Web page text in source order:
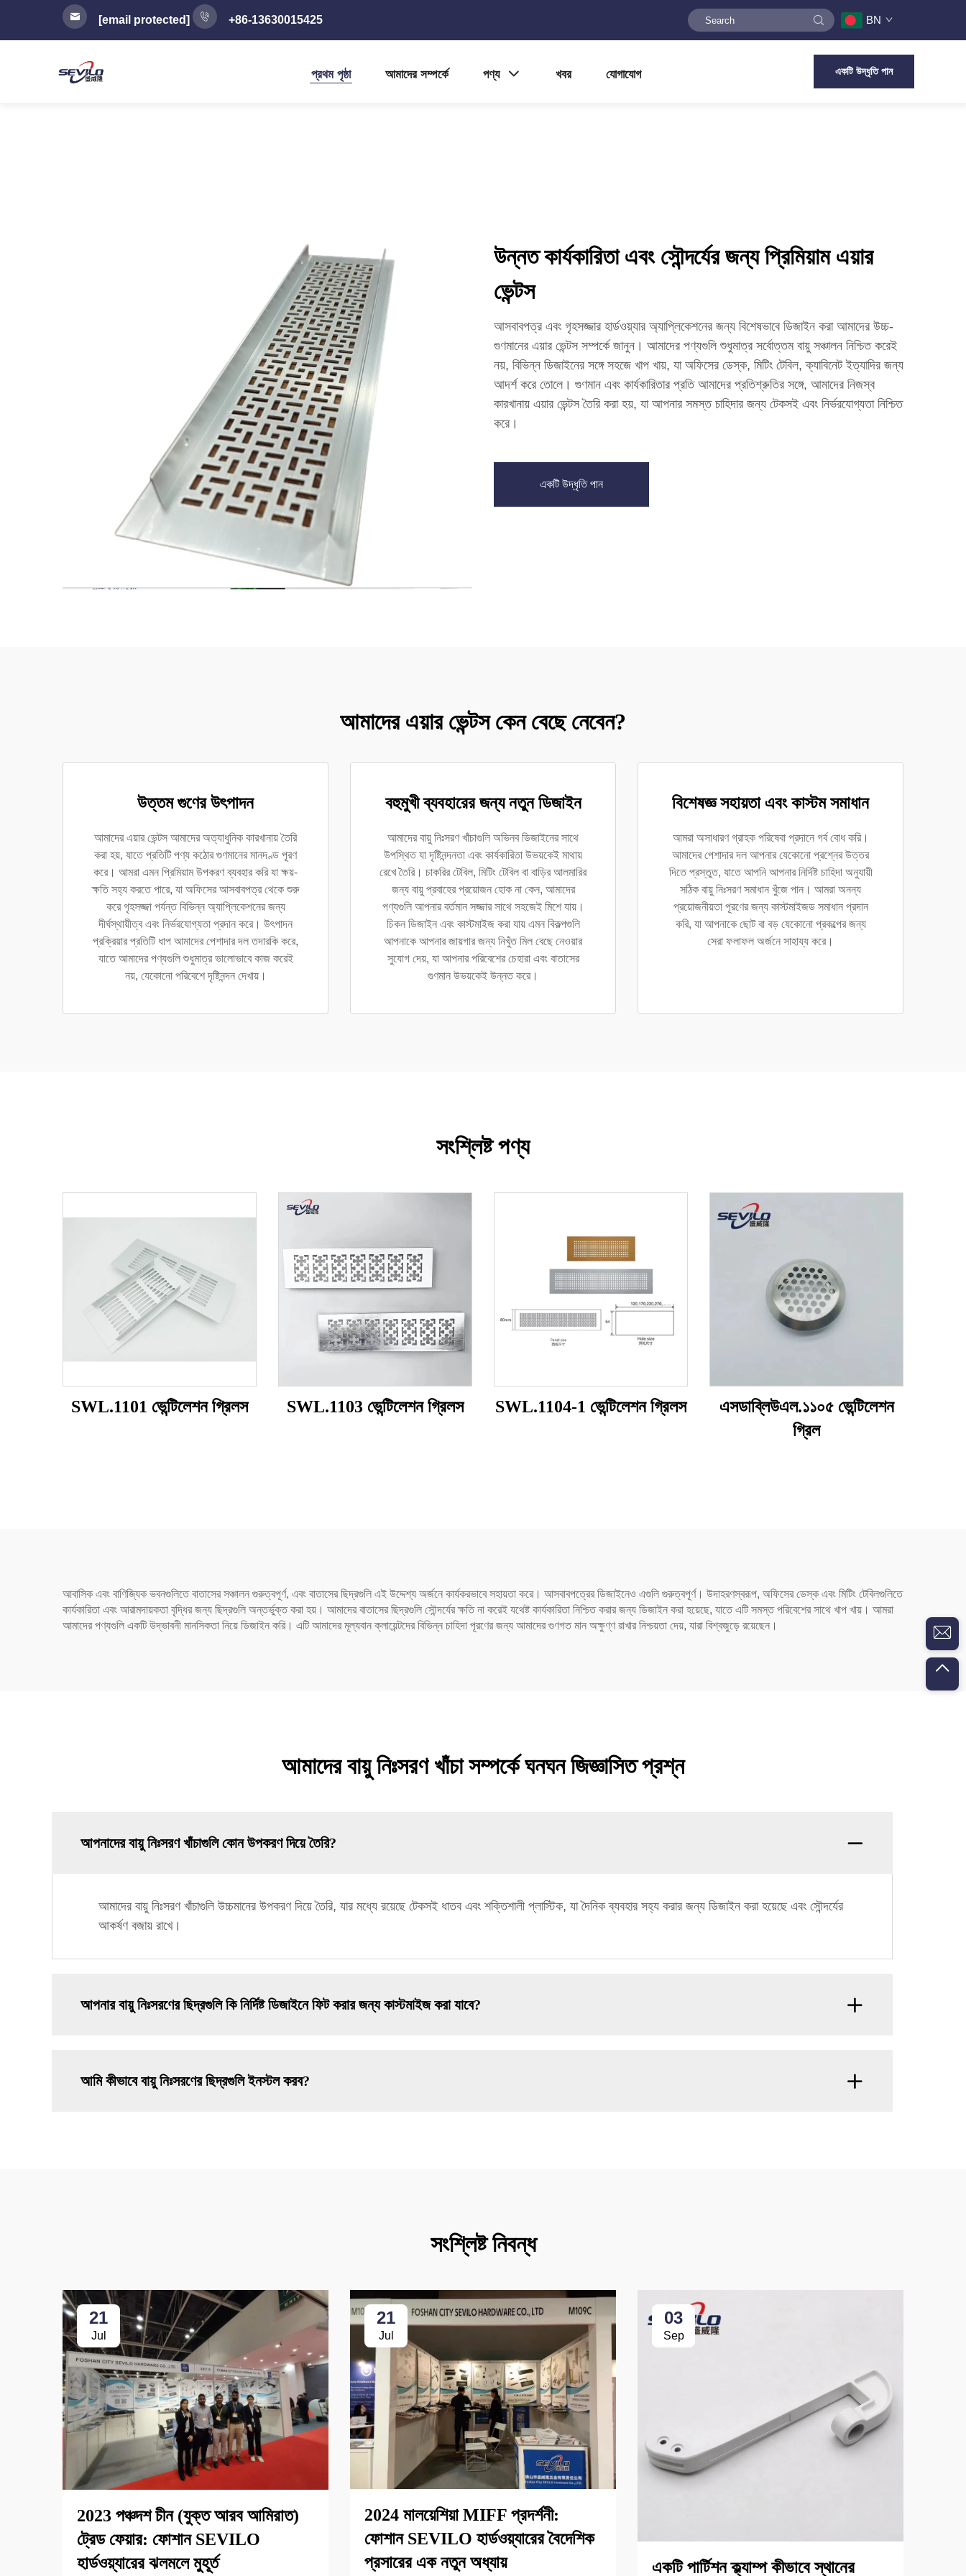
[email protected] +86-13630015425 BN
প্রথম পৃষ্ঠা আমাদের সম্পর্কে পণ্য খবর যোগাযোগ একটি উদ্ধৃতি পান
উন্নত কার্যকারিতা এবং সৌন্দর্যের জন্য প্রিমিয়াম এয়ার
ভেন্টস
আসবাবপত্র এবং গৃহসজ্জার হার্ডওয়্যার অ্যাপ্লিকেশনের জন্য বিশেষভাবে ডিজাইন করা আমাদের উচ্চ-
গুণমানের এয়ার ভেন্টস সম্পর্কে জানুন। আমাদের পণ্যগুলি শুধুমাত্র সর্বোত্তম বায়ু সঞ্চালন নিশ্চিত করেই
নয়, বিভিন্ন ডিজাইনের সঙ্গে সহজে খাপ খায়, যা অফিসের ডেস্ক, মিটিং টেবিল, ক্যাবিনেট ইত্যাদির জন্য
আদর্শ করে তোলে। গুণমান এবং কার্যকারিতার প্রতি আমাদের প্রতিশ্রুতির সঙ্গে, আমাদের নিজস্ব
কারখানায় এয়ার ভেন্টস তৈরি করা হয়, যা আপনার সমস্ত চাহিদার জন্য টেকসই এবং নির্ভরযোগ্যতা নিশ্চিত
করে।
একটি উদ্ধৃতি পান
আমাদের এয়ার ভেন্টস কেন বেছে নেবেন?
উত্তম গুণের উৎপাদন
আমাদের এয়ার ভেন্টস আমাদের অত্যাধুনিক কারখানায় তৈরি
করা হয়, যাতে প্রতিটি পণ্য কঠোর গুণমানের মানদণ্ড পূরণ
করে। আমরা এমন প্রিমিয়াম উপকরণ ব্যবহার করি যা ক্ষয়-
ক্ষতি সহ্য করতে পারে, যা অফিসের আসবাবপত্র থেকে শুরু
করে গৃহসজ্জা পর্যন্ত বিভিন্ন অ্যাপ্লিকেশনের জন্য
দীর্ঘস্থায়ীত্ব এবং নির্ভরযোগ্যতা প্রদান করে। উৎপাদন
প্রক্রিয়ার প্রতিটি ধাপ আমাদের পেশাদার দল তদারকি করে,
যাতে আমাদের পণ্যগুলি শুধুমাত্র ভালোভাবে কাজ করেই
নয়, যেকোনো পরিবেশে দৃষ্টিনন্দন দেখায়।
বহুমুখী ব্যবহারের জন্য নতুন ডিজাইন
আমাদের বায়ু নিঃসরণ খাঁচাগুলি অভিনব ডিজাইনের সাথে
উপস্থিত যা দৃষ্টিনন্দনতা এবং কার্যকারিতা উভয়কেই মাথায়
রেখে তৈরি। চাকরির টেবিল, মিটিং টেবিল বা বাড়ির আলমারির
জন্য বায়ু প্রবাহের প্রয়োজন হোক না কেন, আমাদের
পণ্যগুলি আপনার বর্তমান সজ্জার সাথে সহজেই মিশে যায়।
চিকন ডিজাইন এবং কাস্টমাইজ করা যায় এমন বিকল্পগুলি
আপনাকে আপনার জায়গার জন্য নিখুঁত মিল বেছে নেওয়ার
সুযোগ দেয়, যা আপনার পরিবেশের চেহারা এবং বাতাসের
গুণমান উভয়কেই উন্নত করে।
বিশেষজ্ঞ সহায়তা এবং কাস্টম সমাধান
আমরা অসাধারণ গ্রাহক পরিষেবা প্রদানে গর্ব বোধ করি।
আমাদের পেশাদার দল আপনার যেকোনো প্রশ্নের উত্তর
দিতে প্রস্তুত, যাতে আপনি আপনার নির্দিষ্ট চাহিদা অনুযায়ী
সঠিক বায়ু নিঃসরণ সমাধান খুঁজে পান। আমরা অনন্য
প্রয়োজনীয়তা পূরণের জন্য কাস্টমাইজড সমাধান প্রদান
করি, যা আপনাকে ছোট বা বড় যেকোনো প্রকল্পের জন্য
সেরা ফলাফল অর্জনে সাহায্য করে।
সংশ্লিষ্ট পণ্য
SWL.1101 ভেন্টিলেশন গ্রিলস SWL.1103 ভেন্টিলেশন গ্রিলস SWL.1104-1 ভেন্টিলেশন গ্রিলস
এসডাব্লিউএল.১১০৫ ভেন্টিলেশন
গ্রিল
আবাসিক এবং বাণিজ্যিক ভবনগুলিতে বাতাসের সঞ্চালন গুরুত্বপূর্ণ, এবং বাতাসের ছিদ্রগুলি এই উদ্দেশ্য অর্জনে কার্যকরভাবে সহায়তা করে। আসবাবপত্রের ডিজাইনেও এগুলি গুরুত্বপূর্ণ। উদাহরণস্বরূপ, অফিসের ডেস্ক এবং মিটিং টেবিলগুলিতে
কার্যকারিতা এবং আরামদায়কতা বৃদ্ধির জন্য ছিদ্রগুলি অন্তর্ভুক্ত করা হয়। আমাদের বাতাসের ছিদ্রগুলি সৌন্দর্যের ক্ষতি না করেই যথেষ্ট কার্যকারিতা নিশ্চিত করার জন্য ডিজাইন করা হয়েছে, যাতে এটি সমস্ত পরিবেশের সাথে খাপ খায়। আমরা
আমাদের পণ্যগুলি একটি উদ্ভাবনী মানসিকতা নিয়ে ডিজাইন করি। এটি আমাদের মূল্যবান ক্লায়েন্টদের বিভিন্ন চাহিদা পূরণের জন্য আমাদের গুণগত মান অক্ষুণ্ণ রাখার নিশ্চয়তা দেয়, যারা বিশ্বজুড়ে রয়েছেন।
আমাদের বায়ু নিঃসরণ খাঁচা সম্পর্কে ঘনঘন জিজ্ঞাসিত প্রশ্ন
আপনাদের বায়ু নিঃসরণ খাঁচাগুলি কোন উপকরণ দিয়ে তৈরি?
আমাদের বায়ু নিঃসরণ খাঁচাগুলি উচ্চমানের উপকরণ দিয়ে তৈরি, যার মধ্যে রয়েছে টেকসই ধাতব এবং শক্তিশালী প্লাস্টিক, যা দৈনিক ব্যবহার সহ্য করার জন্য ডিজাইন করা হয়েছে এবং সৌন্দর্যের
আকর্ষণ বজায় রাখে।
আপনার বায়ু নিঃসরণের ছিদ্রগুলি কি নির্দিষ্ট ডিজাইনে ফিট করার জন্য কাস্টমাইজ করা যাবে?
আমি কীভাবে বায়ু নিঃসরণের ছিদ্রগুলি ইনস্টল করব?
সংশ্লিষ্ট নিবন্ধ
21
Jul
2023 পঞ্চদশ চীন (যুক্ত আরব আমিরাত)
ট্রেড ফেয়ার: ফোশান SEVILO
হার্ডওয়্যারের ঝলমলে মুহূর্ত
21
Jul
2024 মালয়েশিয়া MIFF প্রদর্শনী:
ফোশান SEVILO হার্ডওয়্যারের বৈদেশিক
প্রসারের এক নতুন অধ্যায়
03
Sep
একটি পার্টিশন ক্ল্যাম্প কীভাবে স্থানের